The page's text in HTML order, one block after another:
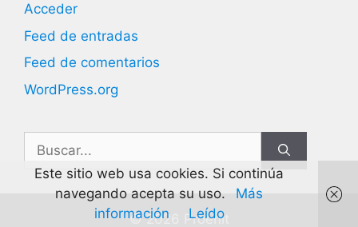
Acceder
Feed de entradas
Feed de comentarios
WordPress.org
© 2026 Proenit
Este sitio web usa cookies. Si continúa
navegando acepta su uso.
Más
información
Leído